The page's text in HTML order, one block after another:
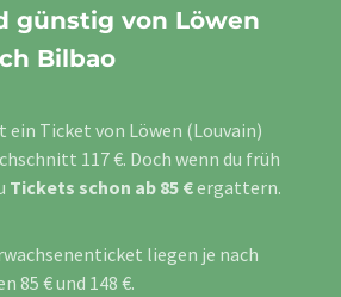
günstig von Löwen
Bilbao
ein Ticket von Löwen (Louvain)
117 €. Doch wenn du früh
Tickets schon ab 85 €ergattern.
liegen je nach
85 € und 148 €.